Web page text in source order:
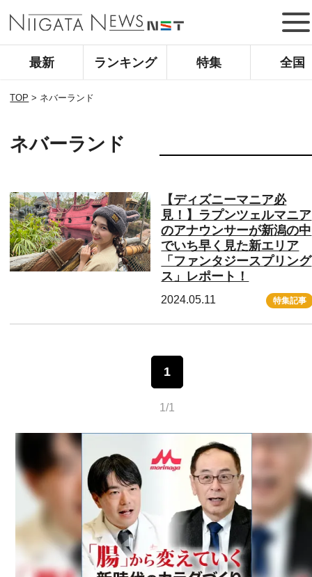
最新 ランキング 特集 全国
TOP > ネバーランド
ネバーランド
【ディズニーマニア必
見！】ラプンツェルマニア
のアナウンサーが新潟の中
でいち早く見た新エリア
「ファンタジースプリング
ス」レポート！
2024.05.11 特集記事
1
1/1